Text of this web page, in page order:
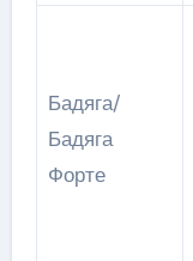
Бадяга/
Бадяга
Форте